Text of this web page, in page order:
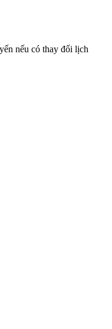
nếu có thay đổi lịch